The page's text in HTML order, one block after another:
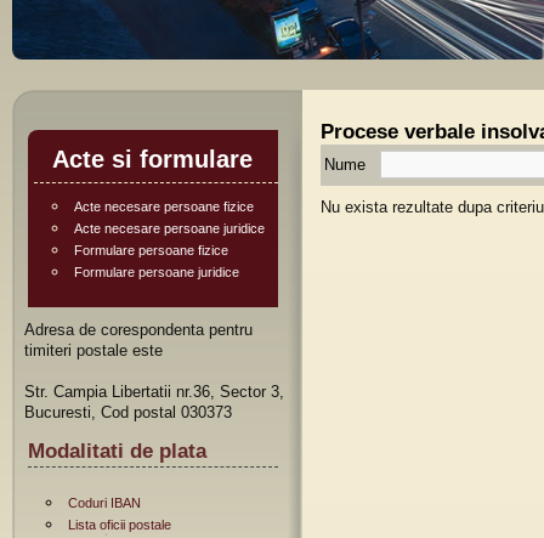
Acte si formulare
Acte necesare persoane fizice
Acte necesare persoane juridice
Formulare persoane fizice
Formulare persoane juridice
Adresa de corespondenta pentru
timiteri postale este
Str. Campia Libertatii nr.36, Sector 3,
Bucuresti, Cod postal 030373
Modalitati de plata
Coduri IBAN
Lista oficii postale
Procese verbale
Nume
Nu exista rezultate dupa